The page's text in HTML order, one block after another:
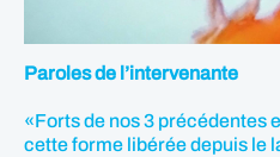
Paroles de l’intervenante
«Forts de nos 3 précédentes
cette forme libérée depuis le